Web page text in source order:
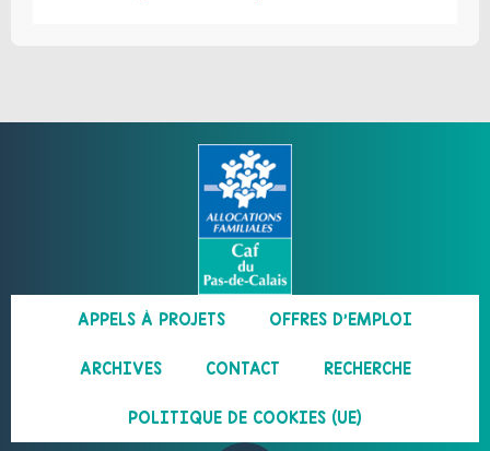
APPELS À PROJETS OFFRES D’EMPLOI
ARCHIVES CONTACT RECHERCHE
POLITIQUE DE COOKIES (UE)